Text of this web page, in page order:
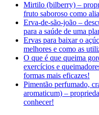
Mirtilo (bilberry) –
fruto saboroso como
Erva-de-são-joão –
para a saúde de uma
Ervas para baixar o
melhores e como as
O que é que queima
exercícios e
formas mais eficazes!
Pimentão perfumado,
aromaticum) –
conhecer!